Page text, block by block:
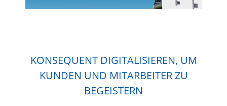
KONSEQUENT DIGITALISIEREN, UM
KUNDEN UND MITARBEITER ZU
BEGEISTERN